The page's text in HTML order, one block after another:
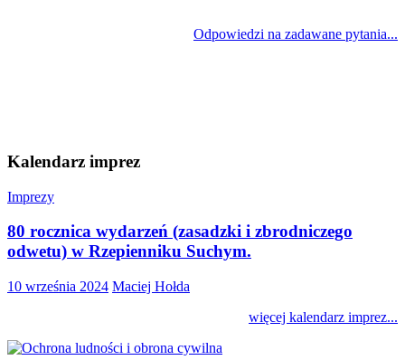
Odpowiedzi na zadawane pytania...
Kalendarz imprez
Imprezy
80 rocznica wydarzeń (zasadzki i zbrodniczego
odwetu) w Rzepienniku Suchym.
10 września 2024 Maciej Hołda
więcej kalendarz imprez...